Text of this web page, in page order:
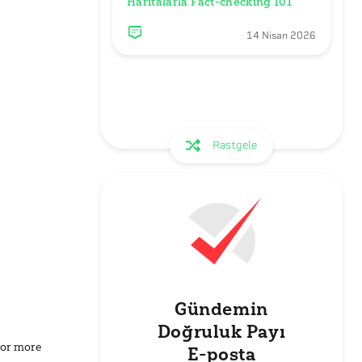
more
14 Nisan 2026
Rastgele
Gündemin
Doğruluk Payı
E-posta